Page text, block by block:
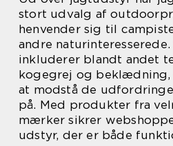
stort udvalg af
henvender sig til
andre
inkluderer blandt andet
kogegrej og
at modstå de
på. Med produkter fra
mærker sikrer
udstyr, der er både